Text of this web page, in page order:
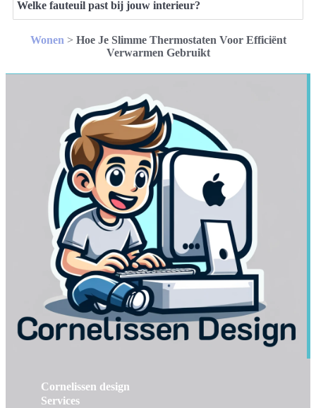
Welke fauteuil past bij jouw interieur?
Wonen > Hoe Je Slimme Thermostaten Voor Efficiënt
Verwarmen Gebruikt
Cornelissen design
Services